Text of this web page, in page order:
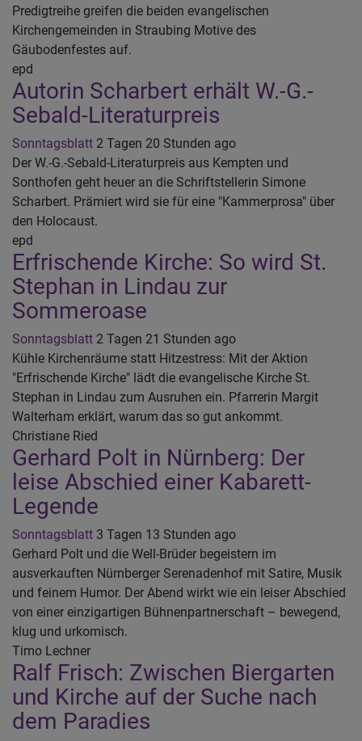
Predigtreihe greifen die beiden evangelischen
Kirchengemeinden in Straubing Motive des
Gäubodenfestes auf.
epd
Autorin Scharbert erhält W.-G.-
Sebald-Literaturpreis
Sonntagsblatt 2 Tagen 20 Stunden ago
Der W.-G.-Sebald-Literaturpreis aus Kempten und
Sonthofen geht heuer an die Schriftstellerin Simone
Scharbert. Prämiert wird sie für eine "Kammerprosa" über
den Holocaust.
epd
Erfrischende Kirche: So wird St.
Stephan in Lindau zur
Sommeroase
Sonntagsblatt 2 Tagen 21 Stunden ago
Kühle Kirchenräume statt Hitzestress: Mit der Aktion
"Erfrischende Kirche" lädt die evangelische Kirche St.
Stephan in Lindau zum Ausruhen ein. Pfarrerin Margit
Walterham erklärt, warum das so gut ankommt.
Christiane Ried
Gerhard Polt in Nürnberg: Der
leise Abschied einer Kabarett-
Legende
Sonntagsblatt 3 Tagen 13 Stunden ago
Gerhard Polt und die Well-Brüder begeistern im
ausverkauften Nürnberger Serenadenhof mit Satire, Musik
und feinem Humor. Der Abend wirkt wie ein leiser Abschied
von einer einzigartigen Bühnenpartnerschaft – bewegend,
klug und urkomisch.
Timo Lechner
Ralf Frisch: Zwischen Biergarten
und Kirche auf der Suche nach
dem Paradies